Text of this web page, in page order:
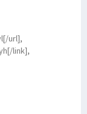
url],
link],